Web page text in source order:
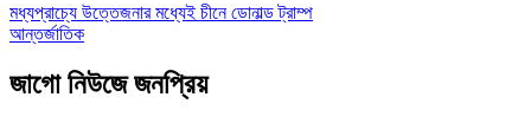
মধ্যপ্রাচ্যে উত্তেজনার মধ্যেই চীনে ডোনাল্ড ট্রাম্প
আন্তর্জাতিক
জাগো নিউজে জনপ্রিয়